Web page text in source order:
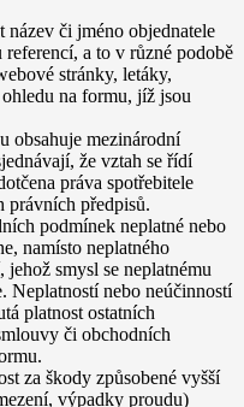
název či jméno objednatele
a to v různé podobě
stránky, letáky,
na formu, jíž jsou
obsahuje mezinárodní
že vztah se řídí
práva spotřebitele
právních předpisů.
podmínek neplatné nebo
namísto neplatného
smysl se neplatnému
Neplatností nebo neúčinností
platnost ostatních
či obchodních
za škody způsobené vyšší
výpadky proudu)